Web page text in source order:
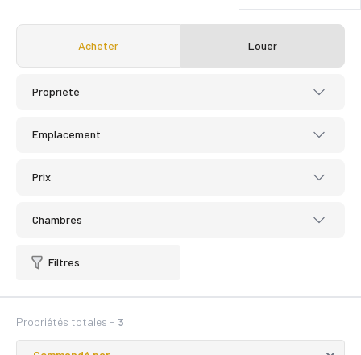
Acheter Louer
Propriété
Emplacement
Prix
Chambres
Filtres
Propriétés totales - 3